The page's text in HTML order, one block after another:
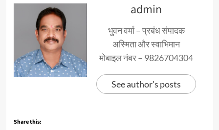
admin
भुवन वर्मा – प्रबंध संपादक
अस्मिता और स्वाभिमान
मोबाइल नंबर – 9826704304
See author's posts
Share this: